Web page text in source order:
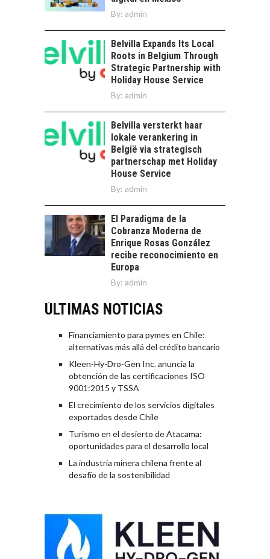
By: admin
Belvilla Expands Its Local
Roots in Belgium Through
Strategic Partnership with
Holiday House Service
By: admin
Belvilla versterkt haar
lokale verankering in
België via strategisch
partnerschap met Holiday
House Service
By: admin
El Paradigma de la
Cobranza Moderna de
Enrique Rosas González
recibe reconocimiento en
Europa
By: admin
ÚLTIMAS NOTICIAS
Financiamiento para pymes en Chile:
alternativas más allá del crédito bancario
Kleen-Hy-Dro-Gen Inc. anuncia la
obtención de las certificaciones ISO
9001:2015 y TSSA
El crecimiento de los servicios digitales
exportados desde Chile
Turismo en el desierto de Atacama:
oportunidades para el desarrollo local
La industria minera chilena frente al
desafío de la sostenibilidad